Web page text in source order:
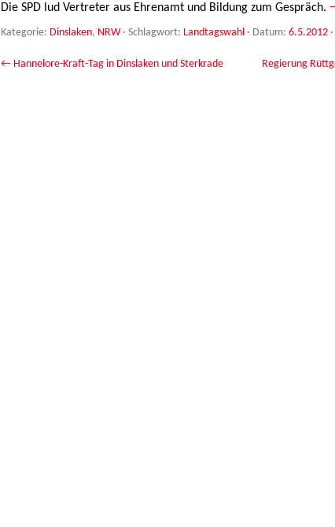
Die SPD lud Vertreter aus Ehrenamt und Bildung zum Gespräch.
Kategorie: Dinslaken, NRW· Schlagwort: Landtagswahl · Datum: 6.5.2012 ·
Beitrags-Navigation
← Hannelore-Kraft-Tag in Dinslaken und Sterkrade
Regierung